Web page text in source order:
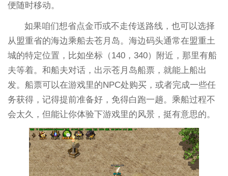
便随时移动。
如果咱们想省点金币或不走传送路线，也可以选择
从盟重省的海边乘船去苍月岛。海边码头通常在盟重土
城的特定位置，比如坐标（140，340）附近，那里有船
夫等着。和船夫对话，出示苍月岛船票，就能上船出
发。船票可以在游戏里的NPC处购买，或者完成一些任
务获得，记得提前准备好，免得白跑一趟。乘船过程不
会太久，但能让你体验下游戏里的风景，挺有意思的。